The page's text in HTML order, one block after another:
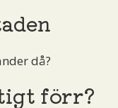
då?
förr?